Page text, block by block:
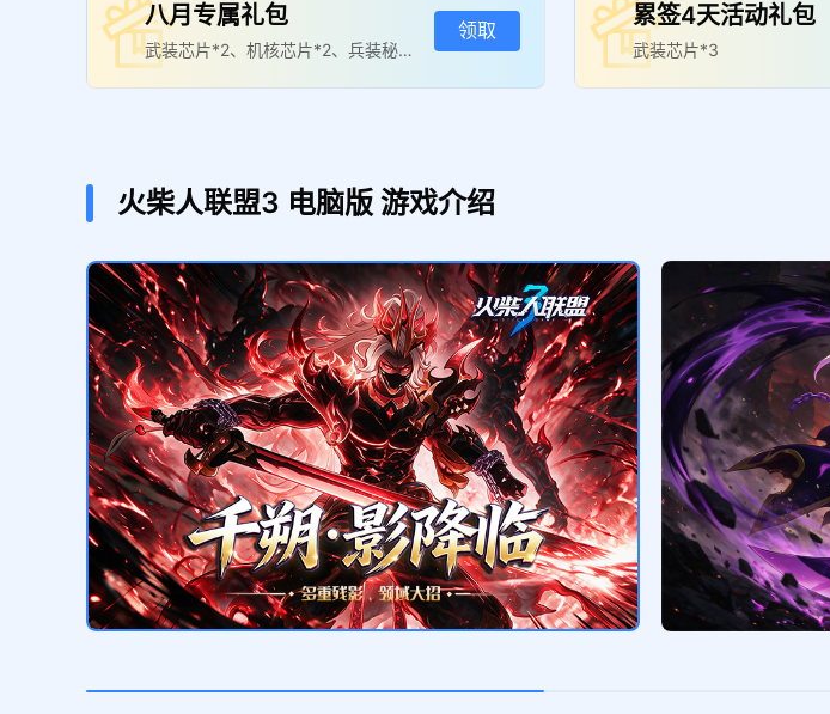
八月专属礼包
武装芯片*2、机核芯片*2、兵装秘钥*
3、金币*8888
领取
累签4天活动礼包
武装芯片*3
火柴人联盟3 电脑版 游戏介绍